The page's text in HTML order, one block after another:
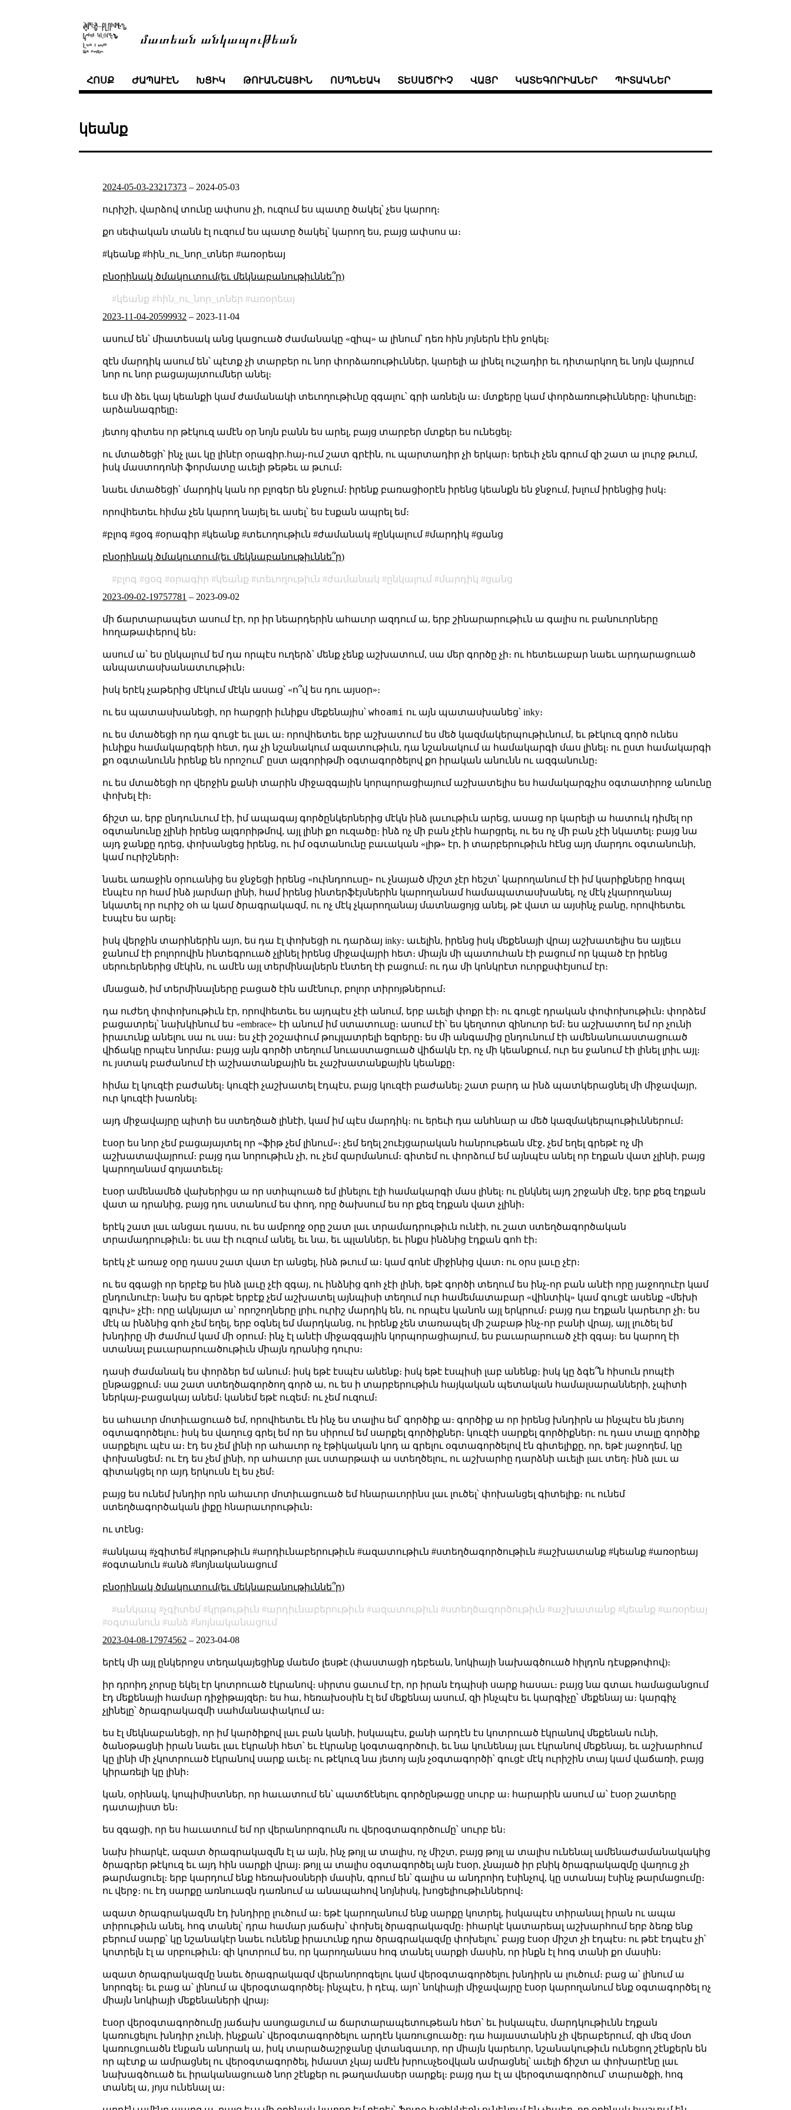
մատեան անկապութեան
ՀՈՍՔ ԺԱՊԱՒԷՆ ԽՑԻԿ ԹՈՒԱՆՇԱՅԻՆ ՈՍՊՆԵԱԿ ՏԵՍԱԾՐԻՉ ՎԱՅՐ ԿԱՏԵԳՈՐԻԱՆԵՐ ՊԻՏԱԿՆԵՐ
կեանք
2024-05-03-23217373 – 2024-05-03
ուրիշի, վարձով տունը ափսոս չի, ուզում ես պատը ծակել՝ չես կարող։
քո սեփական տանն էլ ուզում ես պատը ծակել՝ կարող ես, բայց ափսոս ա։
#կեանք #հին_ու_նոր_տներ #առօրեայ
բնօրինակ ծմակուտում(եւ մեկնաբանութիւննե՞ր)
կեանք հին_ու_նոր_տներ
առօրեայ
2023-11-04-20599932 – 2023-11-04
ասում են՝ միատեսակ անց կացուած ժամանակը «զիպ» ա լինում՝ դեռ հին յոյներն էին ջոկել։
զէն մարդիկ ասում են՝ պէտք չի տարբեր ու նոր փորձառութիւններ, կարելի ա լինել ուշադիր եւ դիտարկող եւ նոյն վայրում
նոր ու նոր բացայայտումներ անել։
եւս մի ձեւ կայ կեանքի կամ ժամանակի տեւողութիւնը զգալու՝ գրի առնելն ա։ մտքերը կամ փորձառութիւնները։ կիսուելը։
արձանագրելը։
յետոյ գիտես որ թէկուզ ամէն օր նոյն բանն ես արել, բայց տարբեր մտքեր ես ունեցել։
ու մտածեցի՝ ինչ լաւ կը լինէր օրագիր.հայ֊ում շատ գրէին, ու պարտադիր չի երկար։ երեւի չեն գրում զի շատ ա լուրջ թւում,
իսկ մաստոդոնի ֆորմատը աւելի թեթեւ ա թւում։
նաեւ մտածեցի՝ մարդիկ կան որ բլոգեր են ջնջում։ իրենք բառացիօրէն իրենց կեանքն են ջնջում, խլում իրենցից իսկ։
որովհետեւ հիմա չեն կարող նայել եւ ասել՝ ես էսքան ապրել եմ։
#բլոգ #ցօգ #օրագիր #կեանք #տեւողութիւն #ժամանակ #ընկալում #մարդիկ #ցանց
բնօրինակ ծմակուտում(եւ մեկնաբանութիւննե՞ր)
բլոգ ցօգ օրագիր կեանք տեւողութիւն ժամանակ ընկալում մարդիկ
ցանց
2023-09-02-19757781 – 2023-09-02
մի ճարտարապետ ասում էր, որ իր նեարդերին ահաւոր ազդում ա, երբ շինարարութիւն ա գալիս ու բանուորները
հողաթափերով են։
ասում ա՝ ես ընկալում եմ դա որպէս ուղերձ՝ մենք չենք աշխատում, սա մեր գործը չի։ ու հետեւաբար նաեւ արդարացուած
անպատասխանատւութիւն։
իսկ երէկ չաթերից մէկում մէկն ասաց՝ «ո՞վ ես դու այսօր»։
ու ես պատասխանեցի, որ հարցրի իւնիքս մեքենայիս՝whoami ու այն պատասխանեց՝ inky։
ու ես մտածեցի որ դա գուցէ եւ լաւ ա։ որովհետեւ երբ աշխատում ես մեծ կազմակերպութիւնում, եւ թէկուզ գործ ունես
իւնիքս համակարգերի հետ, դա չի նշանակում ազատութիւն, դա նշանակում ա համակարգի մաս լինել։ ու ըստ համակարգի
քո օգտանունն իրենք են որոշում՝ ըստ ալգորիթմի օգտագործելով քո իրական անունն ու ազգանունը։
ու ես մտածեցի որ վերջին քանի տարին միջազգային կորպորացիայում աշխատելիս ես համակարգչիս օգտատիրոջ անունը
փոխել էի։
ճիշտ ա, երբ ընդունւում էի, իմ ապագայ գործընկերներից մէկն ինձ լաւութիւն արեց, ասաց որ կարելի ա հատուկ դիմել որ
օգտանունը չլինի իրենց ալգորիթմով, այլ լինի քո ուզածը։ ինձ ոչ մի բան չէին հարցրել, ու ես ոչ մի բան չէի նկատել։ բայց նա
այդ ջանքը դրեց, փոխանցեց իրենց, ու իմ օգտանունը բաւական «լիթ» էր, ի տարբերութիւն հէնց այդ մարդու օգտանունի,
կամ ուրիշների։
նաեւ առաջին օրուանից ես ջնջեցի իրենց «ուինդոուսը» ու չնայած միշտ չէր հեշտ՝ կարողանում էի իմ կարիքները հոգալ
էնպէս որ համ ինձ յարմար լինի, համ իրենց ինտերֆէյսներին կարողանամ համապատասխանել, ոչ մէկ չկարողանայ
նկատել որ ուրիշ օհ ա կամ ծրագրակազմ, ու ոչ մէկ չկարողանայ մատնացոյց անել, թէ վատ ա այսինչ բանը, որովհետեւ
էսպէս ես արել։
իսկ վերջին տարիներին այո, ես դա էլ փոխեցի ու դարձայ inky։ աւելին, իրենց իսկ մեքենայի վրայ աշխատելիս ես այլեւս
ջանում էի բոլորովին ինտեգրուած չլինել իրենց միջավայրի հետ։ միայն մի պատուհան էի բացում որ կպած էր իրենց
սերուերներից մէկին, ու ամէն այլ տերմինալներն էնտեղ էի բացում։ ու դա մի կոնկրէտ ուորքսփէյսում էր։
մնացած, իմ տերմինալները բացած էին ամէնուր, բոլոր տիրոյթներում։
դա ուժեղ փոփոխութիւն էր, որովհետեւ ես այդպէս չէի անում, երբ աւելի փոքր էի։ ու գուցէ դրական փոփոխութիւն։ փորձեմ
բացատրել՝ նախկինում ես «embrace» էի անում իմ ստատուսը։ ասում էի՝ ես կեղտոտ զինուոր եմ։ ես աշխատող եմ որ չունի
իրաւունք անելու սա ու սա։ ես չէի շօշափում թույլատրելի եզրերը։ ես մի անգամից ընդունում էի ամենանուաստացուած
վիճակը որպէս նորմա։ բայց այն գործի տեղում նուաստացուած վիճակն էր, ոչ մի կեանքում, ուր ես ջանում էի լինել լրիւ այլ։
ու յստակ բաժանում էի աշխատանքային եւ չաշխատանքային կեանքը։
հիմա էլ կուզէի բաժանել։ կուզէի չաշխատել էդպէս, բայց կուզէի բաժանել։ շատ բարդ ա ինձ պատկերացնել մի միջավայր,
ուր կուզէի խառնել։
այդ միջավայրը պիտի ես ստեղծած լինէի, կամ իմ պէս մարդիկ։ ու երեւի դա անհնար ա մեծ կազմակերպութիւններում։
էսօր ես նոր չեմ բացայայտել որ «ֆիթ չեմ լինում»։ չեմ եղել շուէյցարական հանրութեան մէջ, չեմ եղել գրեթէ ոչ մի
աշխատավայրում։ բայց դա նորութիւն չի, ու չեմ զարմանում։ գիտեմ ու փորձում եմ այնպէս անել որ էդքան վատ չլինի, բայց
կարողանամ գոյատեւել։
էսօր ամենամեծ վախերիցս ա որ ստիպուած եմ լինելու էլի համակարգի մաս լինել։ ու ընկնել այդ շրջանի մէջ, երբ քեզ էդքան
վատ ա դրանից, բայց դու ստանում ես փող, որը ծախսում ես որ քեզ էդքան վատ չլինի։
երէկ շատ լաւ անցաւ դասս, ու ես ամբողջ օրը շատ լաւ տրամադրութիւն ունէի, ու շատ ստեղծագործական
տրամադրութիւն։ եւ սա էի ուզում անել, եւ նա, եւ պլաններ, եւ ինքս ինձնից էդքան գոհ էի։
երէկ չէ առաջ օրը դասս շատ վատ էր անցել, ինձ թւում ա։ կամ գոնէ միջինից վատ։ ու օրս լաւը չէր։
ու ես զգացի որ երբէք ես ինձ լաւը չէի զգայ, ու ինձնից գոհ չէի լինի, եթէ գործի տեղում ես ինչ֊որ բան անէի որը յաջողուէր կամ
ընդունուէր։ նախ ես գրեթէ երբէք չեմ աշխատել այնպիսի տեղում ուր համեմատաբար «վինտիկ» կամ գուցէ ասենք «մեխի
գլուխ» չէի։ որը ակնյայտ ա՝ որոշողները լրիւ ուրիշ մարդիկ են, ու որպէս կանոն այլ երկրում։ բայց դա էդքան կարեւոր չի։ ես
մէկ ա ինձնից գոհ չեմ եղել, երբ օգնել եմ մարդկանց, ու իրենք չեն տառապել մի շաբաթ ինչ֊որ բանի վրայ, այլ լուծել եմ
խնդիրը մի ժամում կամ մի օրում։ ինչ էլ անէի միջազգային կորպորացիայում, ես բաւարարուած չէի զգայ։ ես կարող էի
ստանալ բաւարարուածութիւն միայն դրանից դուրս։
դասի ժամանակ ես փորձեր եմ անում։ իսկ եթէ էսպէս անենք։ իսկ եթէ էսպիսի լաբ անենք։ իսկ կը ձգե՞ն հիսուն րոպէի
ընթացքում։ սա շատ ստեղծագործող գործ ա, ու ես ի տարբերութիւն հայկական պետական համալսարանների, չպիտի
ներկայ֊բացակայ անեմ։ կանեմ եթէ ուզեմ։ ու չեմ ուզում։
ես ահաւոր մոտիւացուած եմ, որովհետեւ էն ինչ ես տալիս եմ՝ գործիք ա։ գործիք ա որ իրենց խնդիրն ա ինչպէս են յետոյ
օգտագործելու։ իսկ ես վաղուց գրել եմ որ ես սիրում եմ սարքել գործիքներ։ կուզէի սարքել գործիքներ։ ու դաս տալը գործիք
սարքելու պէս ա։ էդ ես չեմ լինի որ ահաւոր ոչ էթիկական կոդ ա գրելու օգտագործելով էն գիտելիքը, որ, եթէ յաջողեմ, կը
փոխանցեմ։ ու էդ ես չեմ լինի, որ ահաւոր լաւ ստարթափ ա ստեղծելու, ու աշխարհը դարձնի աւելի լաւ տեղ։ ինձ լաւ ա
գիտակցել որ այդ երկուսն էլ ես չեմ։
բայց ես ունեմ խնդիր որն ահաւոր մոտիւացուած եմ հնարաւորինս լաւ լուծել՝ փոխանցել գիտելիք։ ու ունեմ
ստեղծագործական լիքը հնարաւորութիւն։
ու տէնց։
#անկապ #չգիտեմ #կրթութիւն #արդիւնաբերութիւն #ազատութիւն #ստեղծագործութիւն #աշխատանք #կեանք #առօրեայ
#օգտանուն #անձ #նոյնականացում
բնօրինակ ծմակուտում(եւ մեկնաբանութիւննե՞ր)
անկապ չգիտեմ կրթութիւն արդիւնաբերութիւն ազատութիւն ստեղծագործութիւն աշխատանք կեանք
առօրեայ
օգտանուն
անձ
նոյնականացում
2023-04-08-17974562 – 2023-04-08
երէկ մի այլ ընկերոջս տեղակայեցինք մաեմօ լեսթէ (փաստացի դեբեան, նոկիայի նախագծուած հիլդոն դէսքթոփով)։
իր դրոիդ չորսը եկել էր կոտրուած էկրանով։ սիրտս ցաւում էր, որ իրան էդպիսի սարք հասաւ։ բայց նա գտաւ համացանցում
էդ մեքենայի համար դիջիթայզեր։ ես հա, հեռախօսին էլ եմ մեքենայ ասում, զի ինչպէս եւ կարգիչը՝ մեքենայ ա։ կարգիչ
չլինելը՝ ծրագրակազմի սահմանափակում ա։
ես էլ մեկնաբանեցի, որ իմ կարծիքով լաւ բան կանի, իսկապէս, քանի արդէն էս կոտրուած էկրանով մեքենան ունի,
ծանօթացնի իրան նաեւ լաւ էկրանի հետ՝ եւ էկրանը կօգտագործուի, եւ նա կունենայ լաւ էկրանով մեքենայ, եւ աշխարհում
կը լինի մի չկոտրուած էկրանով սարք աւել։ ու թէկուզ նա յետոյ այն չօգտագործի՝ գուցէ մէկ ուրիշին տայ կամ վաճառի, բայց
կիրառելի կը լինի։
կան, օրինակ, կոպիմիստներ, որ հաւատում են՝ պատճէնելու գործընթացը սուրբ ա։ հարարին ասում ա՝ էսօր շատերը
դատայիստ են։
ես զգացի, որ ես հաւատում եմ որ վերանորոգումն ու վերօգտագործումը՝ սուրբ են։
նախ իհարկէ, ազատ ծրագրակազմն էլ ա այն, ինչ թոյլ ա տալիս, ոչ միշտ, բայց թոյլ ա տալիս ունենալ ամենաժամանակակից
ծրագրեր թէկուզ եւ այդ հին սարքի վրայ։ թոյլ ա տալիս օգտագործել այն էսօր, չնայած իր բնիկ ծրագրակազմը վաղուց չի
թարմացուել։ երբ կարդում ենք հեռախօսների մասին, գրում են՝ գալիս ա անդրոիդ էսինչով, կը ստանայ էսինչ թարմացումը։
ու վերջ։ ու էդ սարքը առնուազն դառնում ա անապահով նոյնիսկ, խոցելիութիւններով։
ազատ ծրագրակազմն էդ խնդիրը լուծում ա։ եթէ կարողանում ենք սարքը կոտրել, իսկապէս տիրանալ իրան ու ապա
տիրութիւն անել, հոգ տանել՝ դրա համար յաճախ՝ փոխել ծրագրակազմը։ իհարկէ կատարեալ աշխարհում երբ ձեռք ենք
բերում սարք՝ կը նշանակէր նաեւ ունենք իրաւունք դրա ծրագրակազմը փոխելու՝ բայց էսօր միշտ չի էդպէս։ ու թեէ էդպէս չի՝
կոտրելն էլ ա սրբութիւն։ զի կոտրում ես, որ կարողանաս հոգ տանել սարքի մասին, որ ինքն էլ հոգ տանի քո մասին։
ազատ ծրագրակազմը նաեւ ծրագրակազմ վերանորոգելու կամ վերօգտագործելու խնդիրն ա լուծում։ բաց ա՝ լինում ա
նորոգել։ եւ բաց ա՝ լինում ա վերօգտագործել։ ինչպէս, ի դէպ, այո՝ նոկիայի միջավայրը էսօր կարողանում ենք օգտագործել ոչ
միայն նոկիայի մեքենաների վրայ։
էսօր վերօգտագործումը յաճախ ասոցացւում ա ճարտարապետութեան հետ՝ եւ իսկապէս, մարդկութիւնն էդքան
կառուցելու խնդիր չունի, ինչքան՝ վերօգտագործելու արդէն կառուցուածը։ դա հայաստանին չի վերաբերում, զի մեզ մօտ
կառուցուածն էնքան անորակ ա, իսկ տարածաշրջանը վտանգաւոր, որ միայն կարեւոր, նշանակութիւն ունեցող շէնքերն են
որ պէտք ա ամրացնել ու վերօգտագործել, իմաստ չկայ ամէն խրուսչեօվկան ամրացնել՝ աւելի ճիշտ ա փոխարէնը լաւ
նախագծուած եւ իրականացուած նոր շէնքեր ու թաղամասեր սարքել։ բայց դա էլ ա վերօգտագործում՝ տարածքի, հոգ
տանել ա, յոյս ունենալ ա։